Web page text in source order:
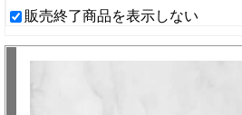
販売終了商品を表示しない